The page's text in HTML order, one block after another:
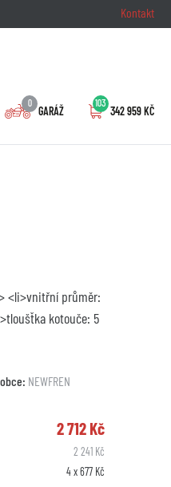
Kontakt
0
GARÁŽ
103
342 959 KČ
<li>vnitřní průměr:
kotouče: 5
NEWFREN
2 712 Kč
2 241 Kč
4 x 677 Kč